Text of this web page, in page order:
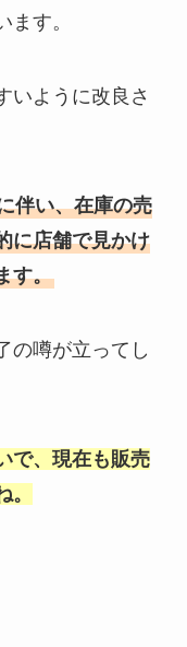
す。
いように改良さ
伴い、在庫の売
に店舗で見かけ
す。
の噂が立ってし
で、現在も販売